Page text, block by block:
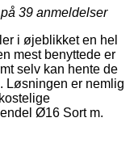
39 anmeldelser
i øjeblikket en hel
mest benyttede er
selv kan hente de
Løsningen er nemlig
Ø16 Sort m.